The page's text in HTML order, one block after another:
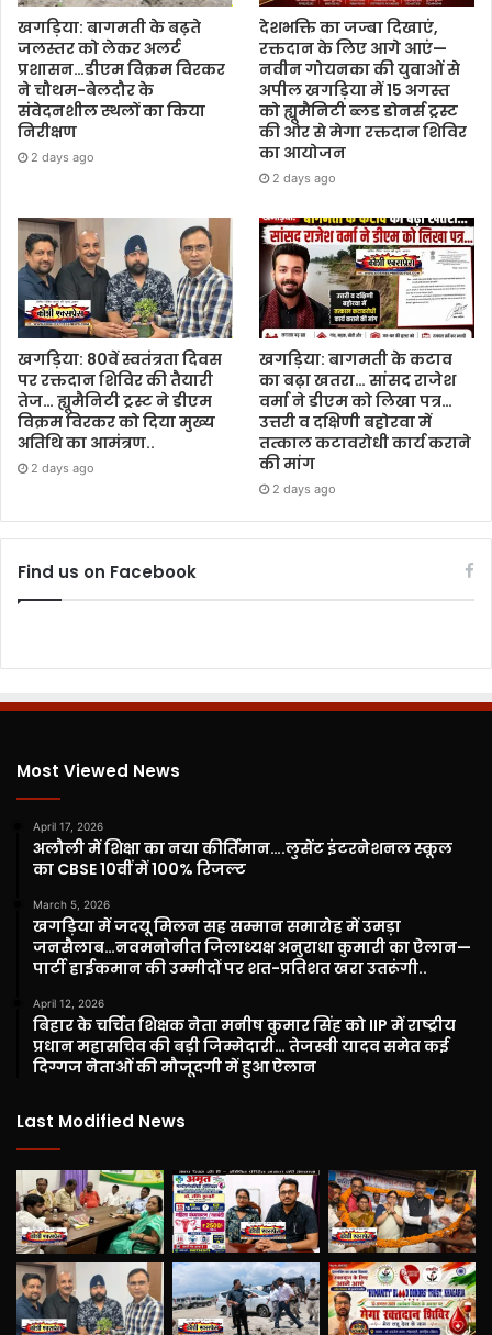
खगड़िया: बागमती के बढ़ते
जलस्तर को लेकर अलर्ट
प्रशासन…डीएम विक्रम विरकर
ने चौथम-बेलदौर के
संवेदनशील स्थलों का किया
निरीक्षण
2 days ago
देशभक्ति का जज्बा दिखाएं,
रक्तदान के लिए आगे आएं—
नवीन गोयनका की युवाओं से
अपील खगड़िया में 15 अगस्त
को ह्यूमैनिटी ब्लड डोनर्स ट्रस्ट
की ओर से मेगा रक्तदान शिविर
का आयोजन
2 days ago
खगड़िया: 80वें स्वतंत्रता दिवस
पर रक्तदान शिविर की तैयारी
तेज… ह्यूमैनिटी ट्रस्ट ने डीएम
विक्रम विरकर को दिया मुख्य
अतिथि का आमंत्रण..
2 days ago
खगड़िया: बागमती के कटाव
का बढ़ा खतरा… सांसद राजेश
वर्मा ने डीएम को लिखा पत्र…
उत्तरी व दक्षिणी बहोरवा में
तत्काल कटावरोधी कार्य कराने
की मांग
2 days ago
Find us on Facebook
Most Viewed News
April 17, 2026
अलौली में शिक्षा का नया कीर्तिमान….लुसेंट इंटरनेशनल स्कूल
का CBSE 10वीं में 100% रिजल्ट
March 5, 2026
खगड़िया में जदयू मिलन सह सम्मान समारोह में उमड़ा
जनसैलाब…नवमनोनीत जिलाध्यक्ष अनुराधा कुमारी का ऐलान—
पार्टी हाईकमान की उम्मीदों पर शत-प्रतिशत खरा उतरूंगी..
April 12, 2026
बिहार के चर्चित शिक्षक नेता मनीष कुमार सिंह को IIP में राष्ट्रीय
प्रधान महासचिव की बड़ी जिम्मेदारी… तेजस्वी यादव समेत कई
दिग्गज नेताओं की मौजूदगी में हुआ ऐलान
Last Modified News